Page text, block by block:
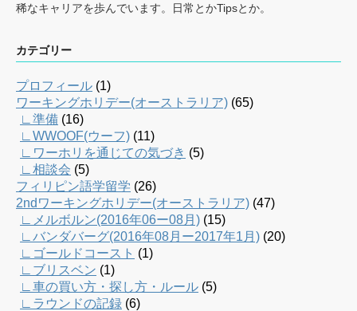
稀なキャリアを歩んでいます。日常とかTipsとか。
カテゴリー
プロフィール (1)
ワーキングホリデー(オーストラリア) (65)
∟準備 (16)
∟WWOOF(ウーフ) (11)
∟ワーホリを通じての気づき (5)
∟相談会 (5)
フィリピン語学留学 (26)
2ndワーキングホリデー(オーストラリア) (47)
∟メルボルン(2016年06ー08月) (15)
∟バンダバーグ(2016年08月ー2017年1月) (20)
∟ゴールドコースト (1)
∟ブリスベン (1)
∟車の買い方・探し方・ルール (5)
∟ラウンドの記録 (6)